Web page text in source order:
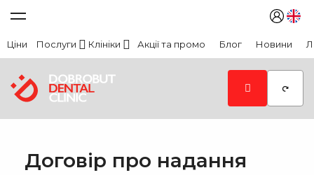
Ціни Послуги Клініки Акції та промо Блог Новини
Договір про надання